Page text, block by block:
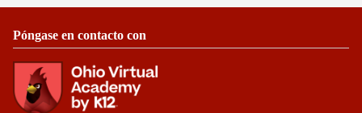
Póngase en contacto con